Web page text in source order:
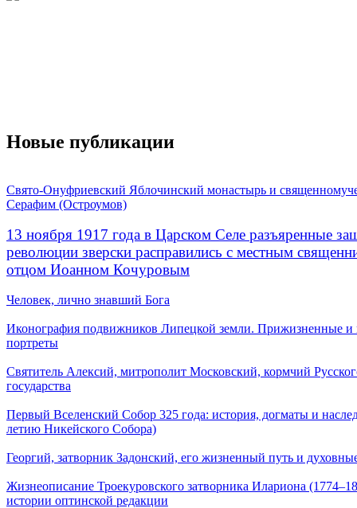
Новые публикации
Свято-Онуфриевский Яблочинский монастырь и
Серафим (Остроумов)
13 ноября 1917 года в Царском Селе разъяренные
революции зверски расправились с местным
отцом Иоанном Кочуровым
Человек, лично знавший Бога
Иконография подвижников Липецкой земли. Прижизненные и
портреты
Святитель Алексий, митрополит Московский, кормчий
государства
Первый Вселенский Собор 325 года: история, догматы и
летию Никейского Собора)
Георгий, затворник Задонский, его жизненный путь и
Жизнеописание Троекуровского затворника Илариона
истории оптинской редакции